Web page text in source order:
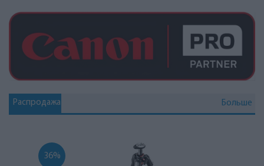
Больше
Распродажа
36%